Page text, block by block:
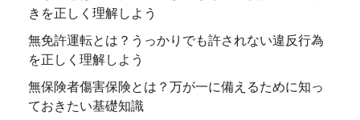
きを正しく理解しよう
無免許運転とは？うっかりでも許されない違反行為
を正しく理解しよう
無保険者傷害保険とは？万が一に備えるために知っ
ておきたい基礎知識